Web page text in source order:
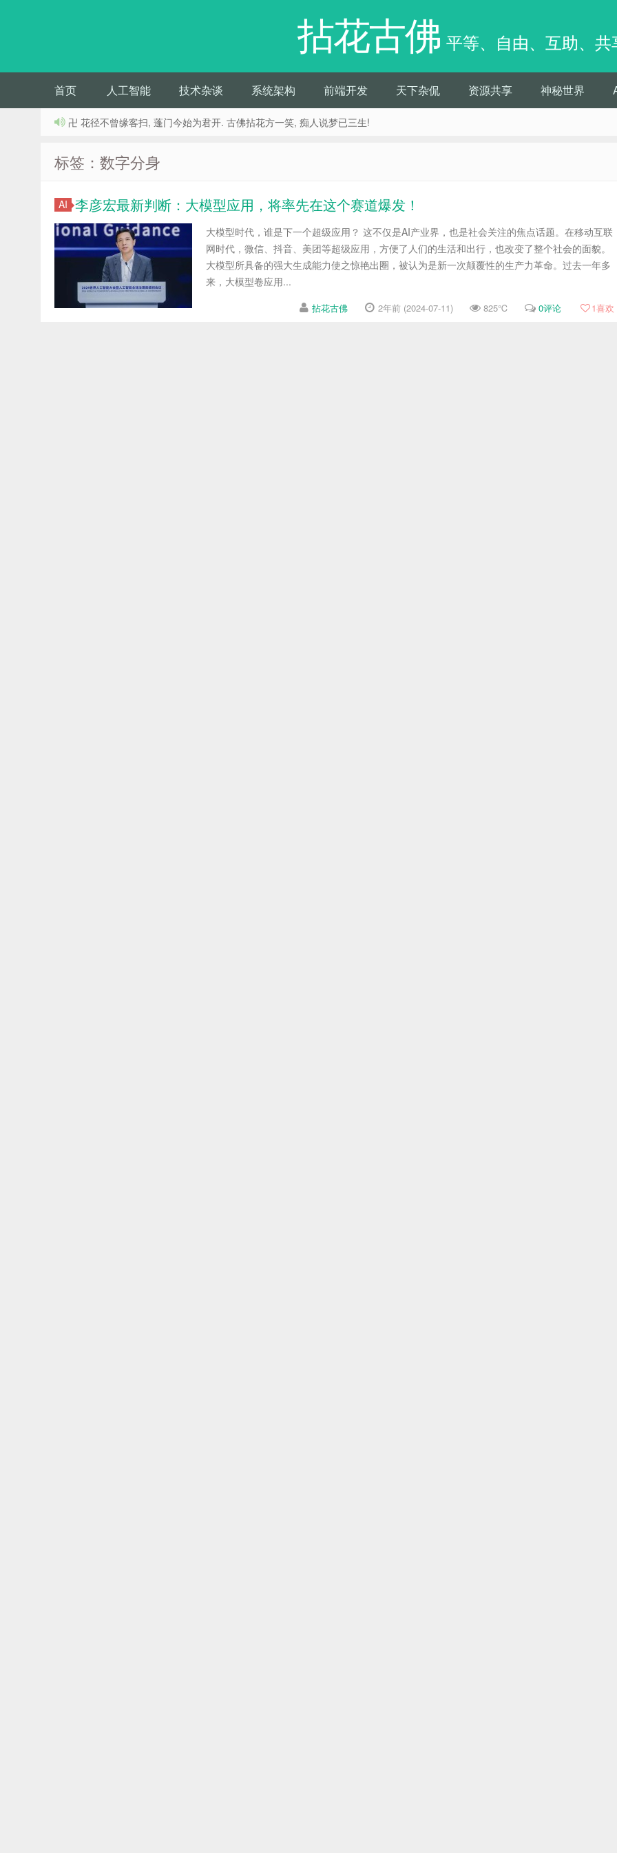
拈花古佛 平等、自由、互助、共
首页 人工智能 技术杂谈 系统架构 前端开发 天下杂侃 资源共享 神秘世界
卍 花径不曾缘客扫, 蓬门今始为君开. 古佛拈花方一笑, 痴人说梦已三生!
标签：数字分身
AI 李彦宏最新判断：大模型应用，将率先在这个赛道爆发！
大模型时代，谁是下一个超级应用？ 这不仅是AI产业界，也是社会关注的焦点话题。在移动互联
网时代，微信、抖音、美团等超级应用，方便了人们的生活和出行，也改变了整个社会的面貌。
大模型所具备的强大生成能力使之惊艳出圈，被认为是新一次颠覆性的生产力革命。过去一年多
来，大模型卷应用...
拈花古佛 2年前 (2024-07-11) 825℃ 0评论 1喜欢